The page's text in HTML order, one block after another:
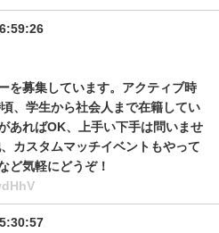
を募集しています。アクティブ時
、学生から社会人まで在籍してい
あればOK、上手い下手は問いませ
カスタムマッチイベントもやって
ど気軽にどうぞ！